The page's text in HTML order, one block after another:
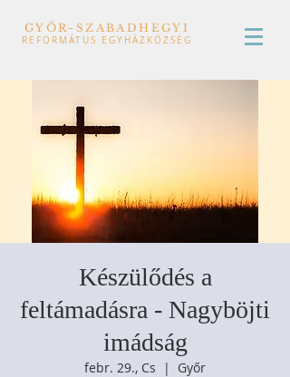
GYŐR-SZABADHEGYI
REFORMÁTUS EGYHÁZKÖZSÉG
Készülődés a
feltámadásra - Nagyböjti
imádság
febr. 29., Cs
  |
Győr